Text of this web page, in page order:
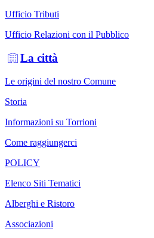
Ufficio Tributi
Ufficio Relazioni con il Pubblico
La città
Le origini del nostro Comune
Storia
Informazioni su Torrioni
Come raggiungerci
POLICY
Elenco Siti Tematici
Alberghi e Ristoro
Associazioni